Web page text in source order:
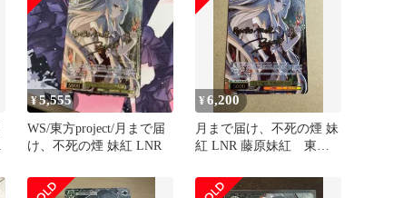
¥5,555
WS/東方project/月まで届
け、不死の煙 妹紅 LNR
¥6,200
月まで届け、不死の煙 妹
紅 LNR 藤原妹紅 東方